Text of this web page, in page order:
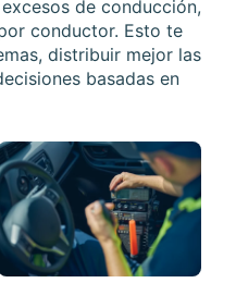
de conducción,
conductor. Esto te
distribuir mejor las
basadas en